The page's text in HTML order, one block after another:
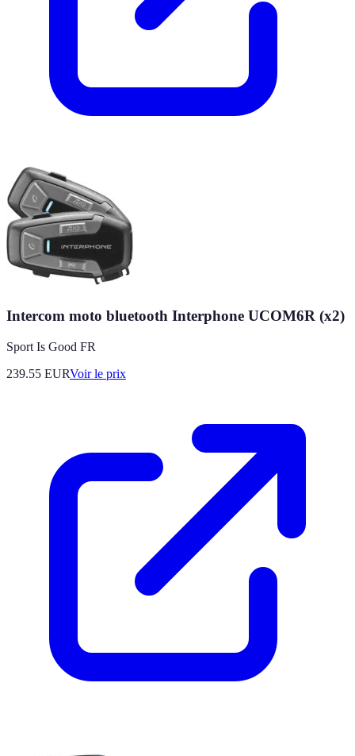
Intercom moto bluetooth Interphone UCOM6R (x2)
Sport Is Good FR
239.55 EURVoir le prix